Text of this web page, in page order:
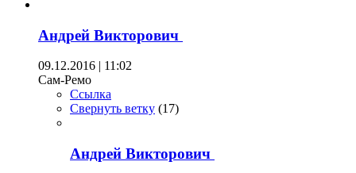
Андрей Викторович
09.12.2016 | 11:02
Сам-Ремо
Ссылка
Свернуть ветку (17)
Андрей Викторович